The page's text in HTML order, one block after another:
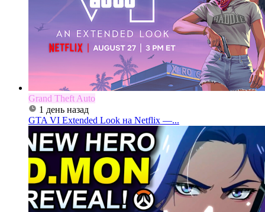
Grand Theft Auto
1 день назад
GTA VI Extended Look на Netflix —...